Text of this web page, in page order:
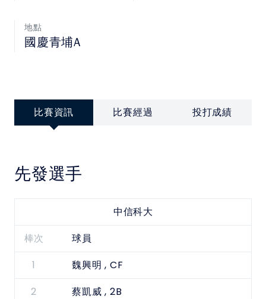
地點
國慶青埔A
比賽資訊 比賽經過 投打成績
先發選手
中信科大
棒次 球員
1 魏興明 , CF
2
蔡凱威 , 2B